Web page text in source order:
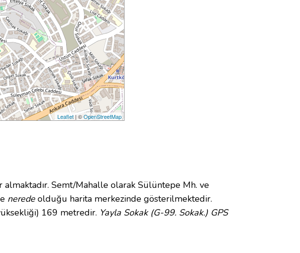
Leaflet| ©OpenStreetMap
Semt/Mahalle olarak Sülüntepe Mh. ve
neredeolduğu harita merkezinde gösterilmektedir.
169 metredir. Yayla Sokak (G-99. Sokak.) GPS